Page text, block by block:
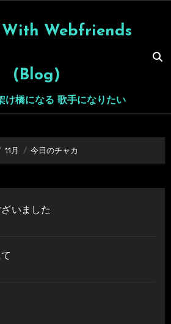
With Webfriends
(Blog)
け橋になる 歌手になりたい
11月 今日のチャカ
いました